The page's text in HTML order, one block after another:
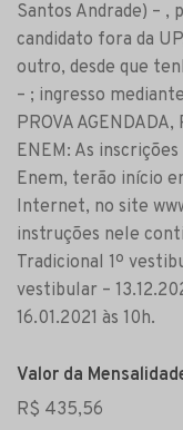
Santos Andrade) – ,
candidato fora da
outro, desde que
– ; ingresso
PROVA
ENEM: As
Enem, terão início
Internet, no site
instruções nele
Tradicional 1º
vestibular –
16.01.2021 às 10h.
Valor da
R$ 435,56